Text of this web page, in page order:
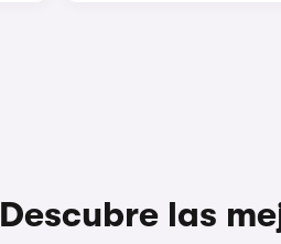
Descubre las